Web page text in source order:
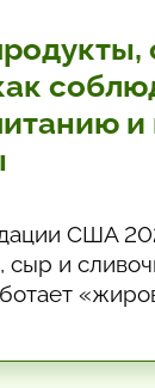
и
США
сыр и